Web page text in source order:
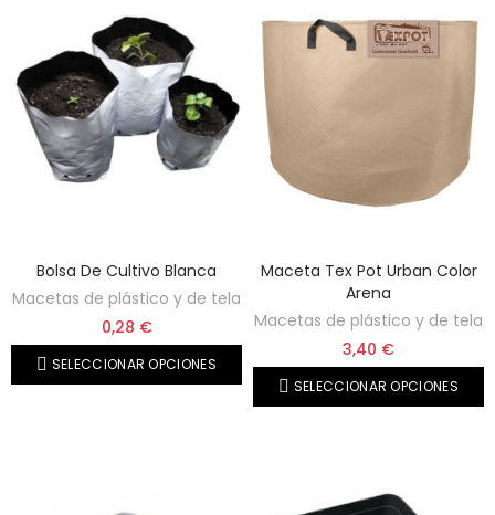
Bolsa De Cultivo Blanca
Macetas de plástico y de tela
0,28 €
SELECCIONAR OPCIONES
Maceta Tex Pot Urban Color
Arena
Macetas de plástico y de tela
3,40 €
SELECCIONAR OPCIONES